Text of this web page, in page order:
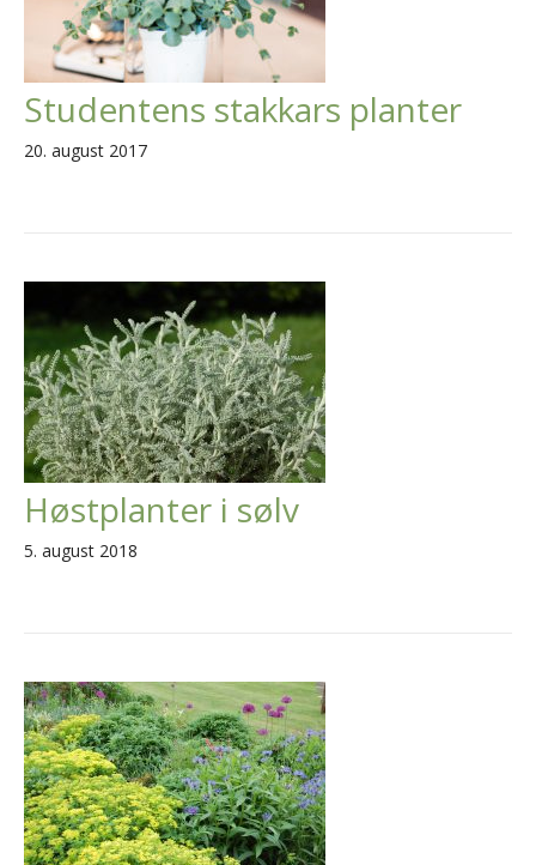
Studentens stakkars planter
20. august 2017
Høstplanter i sølv
5. august 2018